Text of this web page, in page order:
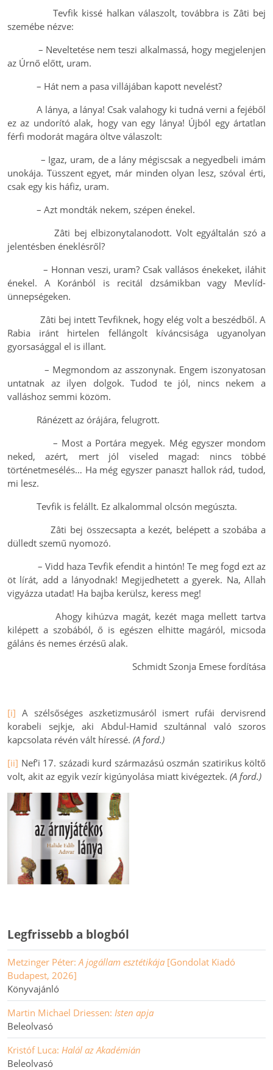
Tevfik kissé halkan válaszolt, továbbra is Zâti bej
szemébe nézve:
– Neveltetése nem teszi alkalmassá, hogy megjelenjen
az Úrnő előtt, uram.
– Hát nem a pasa villájában kapott nevelést?
A lánya, a lánya! Csak valahogy ki tudná verni a fejéből
ez az undorító alak, hogy van egy lánya! Újból egy ártatlan
férfi modorát magára öltve válaszolt:
– Igaz, uram, de a lány mégiscsak a negyedbeli imám
unokája. Tüsszent egyet, már minden olyan lesz, szóval érti,
csak egy kis háfiz, uram.
– Azt mondták nekem, szépen énekel.
Zâti bej elbizonytalanodott. Volt egyáltalán szó a
jelentésben éneklésről?
– Honnan veszi, uram? Csak vallásos énekeket, iláhit
énekel. A Koránból is recitál dzsámikban vagy Mevlíd-
ünnepségeken.
Zâti bej intett Tevfiknek, hogy elég volt a beszédből. A
Rabia iránt hirtelen fellángolt kíváncsisága ugyanolyan
gyorsasággal el is illant.
– Megmondom az asszonynak. Engem iszonyatosan
untatnak az ilyen dolgok. Tudod te jól, nincs nekem a
valláshoz semmi közöm.
Ránézett az órájára, felugrott.
– Most a Portára megyek. Még egyszer mondom
neked, azért, mert jól viseled magad: nincs többé
történetmesélés… Ha még egyszer panaszt hallok rád, tudod,
mi lesz.
Tevfik is felállt. Ez alkalommal olcsón megúszta.
Zâti bej összecsapta a kezét, belépett a szobába a
dülledt szemű nyomozó.
– Vidd haza Tevfik efendit a hintón! Te meg fogd ezt az
öt lírát, add a lányodnak! Megijedhetett a gyerek. Na, Allah
vigyázza utadat! Ha bajba kerülsz, keress meg!
Ahogy kihúzva magát, kezét maga mellett tartva
kilépett a szobából, ő is egészen elhitte magáról, micsoda
gáláns és nemes érzésű alak.
Schmidt Szonja Emese fordítása
[i] A szélsőséges aszketizmusáról ismert rufái dervisrend
korabeli sejkje, aki Abdul-Hamid szultánnal való szoros
kapcsolata révén vált híressé. (A ford.)
[ii] Nef’i 17. századi kurd származású oszmán szatirikus költő
volt, akit az egyik vezír kigúnyolása miatt kivégeztek. (A ford.)
Legfrissebb a blogból
Metzinger Péter: A jogállam esztétikája [Gondolat Kiadó
Budapest, 2026]
Könyvajánló
Martin Michael Driessen: Isten apja
Beleolvasó
Kristóf Luca: Halál az Akadémián
Beleolvasó